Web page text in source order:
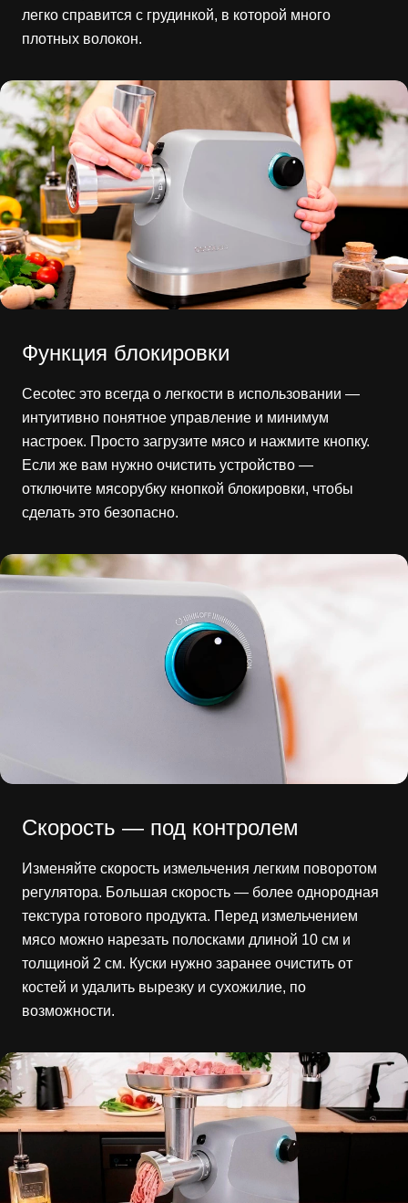
легко справится с грудинкой, в которой много
плотных волокон.
Функция блокировки
Cecotec это всегда о легкости в использовании —
интуитивно понятное управление и минимум
настроек. Просто загрузите мясо и нажмите кнопку.
Если же вам нужно очистить устройство —
отключите мясорубку кнопкой блокировки, чтобы
сделать это безопасно.
Скорость — под контролем
Изменяйте скорость измельчения легким поворотом
регулятора. Большая скорость — более однородная
текстура готового продукта. Перед измельчением
мясо можно нарезать полосками длиной 10 см и
толщиной 2 см. Куски нужно заранее очистить от
костей и удалить вырезку и сухожилие, по
возможности.